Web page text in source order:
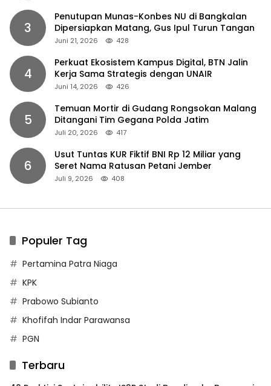
3
Penutupan Munas-Konbes NU di Bangkalan
Dipersiapkan Matang, Gus Ipul Turun Tangan
Juni 21, 2026 428
4
Perkuat Ekosistem Kampus Digital, BTN Jalin
Kerja Sama Strategis dengan UNAIR
Juni 14, 2026 426
5
Temuan Mortir di Gudang Rongsokan Malang
Ditangani Tim Gegana Polda Jatim
Juli 20, 2026 417
6
Usut Tuntas KUR Fiktif BNI Rp 12 Miliar yang
Seret Nama Ratusan Petani Jember
Juli 9, 2026 408
Populer Tag
Pertamina Patra Niaga
KPK
Prabowo Subianto
Khofifah Indar Parawansa
PGN
Terbaru